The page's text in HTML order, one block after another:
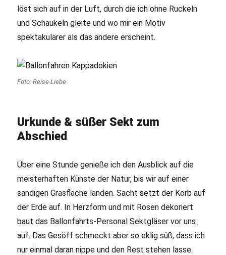
löst sich auf in der Luft, durch die ich ohne Ruckeln
und Schaukeln gleite und wo mir ein Motiv
spektakulärer als das andere erscheint.
Foto: Reise-Liebe
Urkunde & süßer Sekt zum
Abschied
Über eine Stunde genieße ich den Ausblick auf die
meisterhaften Künste der Natur, bis wir auf einer
sandigen Grasfläche landen. Sacht setzt der Korb auf
der Erde auf. In Herzform und mit Rosen dekoriert
baut das Ballonfahrts-Personal Sektgläser vor uns
auf. Das Gesöff schmeckt aber so eklig süß, dass ich
nur einmal daran nippe und den Rest stehen lasse.